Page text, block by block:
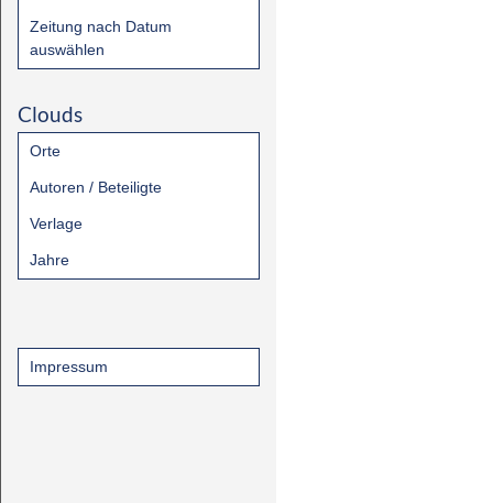
Zeitung nach Datum
auswählen
Clouds
Orte
Autoren / Beteiligte
Verlage
Jahre
Impressum